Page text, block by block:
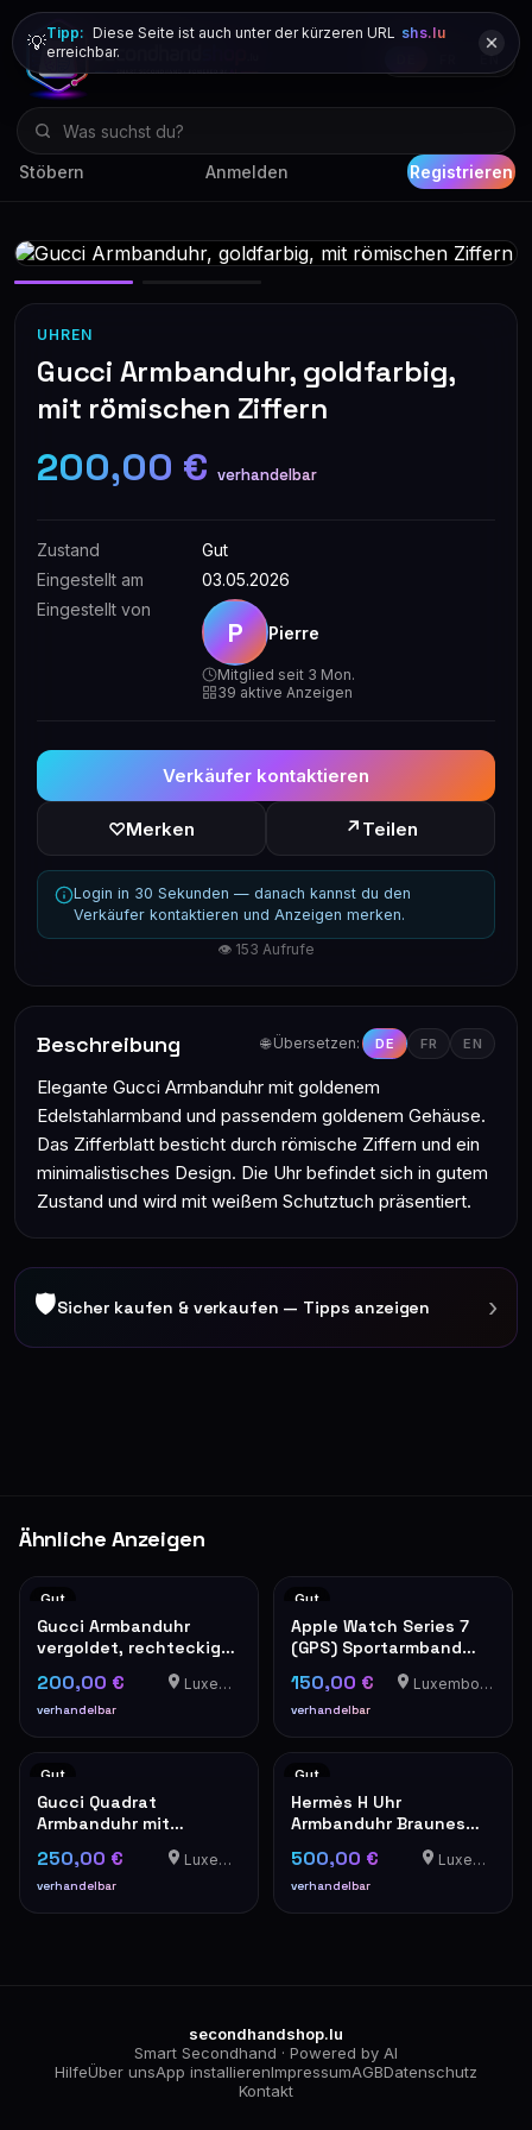
Stöbern Anmelden Registrieren
💡Tipp: Diese Seite ist auch unter der kürzeren URL shs.lu
erreichbar.
UHREN
Gucci Armbanduhr, goldfarbig,
mit römischen Ziffern
200,00 € verhandelbar
Zustand
Gut
Eingestellt am
03.05.2026
Eingestellt von
P Pierre
Mitglied seit 3 Mon.
39 aktive Anzeigen
Verkäufer kontaktieren
♡Merken ↗ Teilen
Login in 30 Sekunden — danach kannst du den
Verkäufer kontaktieren und Anzeigen merken.
👁 153 Aufrufe
Beschreibung 🌐 Übersetzen: DE FR EN
Elegante Gucci Armbanduhr mit goldenem
Edelstahlarmband und passendem goldenem Gehäuse.
Das Zifferblatt besticht durch römische Ziffern und ein
minimalistisches Design. Die Uhr befindet sich in gutem
Zustand und wird mit weißem Schutztuch präsentiert.
🛡Sicher kaufen & verkaufen — Tipps anzeigen ›
Ähnliche Anzeigen
Gut
Gucci Armbanduhr
vergoldet, rechteckiges
200,00 €
verhandelbar
Luxemburg
Gut
Apple Watch Series 7
(GPS) Sportarmband
150,00 €
verhandelbar
Luxembourg-Cents
Gut
Gucci Quadrat
Armbanduhr mit
250,00 €
verhandelbar
Luxemburg
Gut
Hermès H Uhr
Armbanduhr Braunes
500,00 €
verhandelbar
Luxemburg
secondhandshop.lu
Smart Secondhand · Powered by AI
HilfeÜber unsApp installierenImpressumAGBDatenschutz
Kontakt